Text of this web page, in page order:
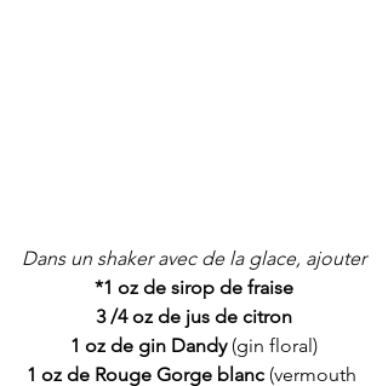
Dans un shaker avec de la glace, ajouter
*1 oz de sirop de fraise
3 /4 oz de jus de citron
1 oz de gin Dandy (gin floral)
1 oz de Rouge Gorge blanc (vermouth